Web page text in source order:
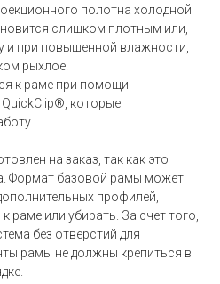
полотна холодной
слишком плотным или,
и при повышенной влажности,
рыхлое.
к раме при помощи
которые
на заказ, так как это
Формат базовой рамы может
профилей,
раме или убирать. За счет того,
без отверстий для
рамы не должны крепиться в